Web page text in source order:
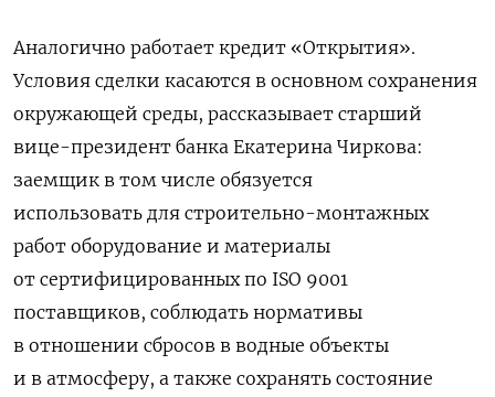
Аналогично работает кредит «Открытия».
Условия сделки касаются в основном сохранения
окружающей среды, рассказывает старший
вице-президент банка Екатерина Чиркова:
заемщик в том числе обязуется
использовать для строительно-монтажных
работ оборудование и материалы
от сертифицированных по ISO 9001
поставщиков, соблюдать нормативы
в отношении сбросов в водные объекты
и в атмосферу, а также сохранять состояние